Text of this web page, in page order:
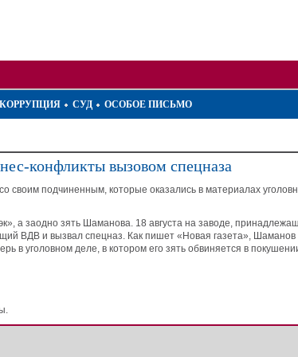
КОРРУПЦИЯ СУД ОСОБОЕ ПИСЬМО
конфликты вызовом спецназа
подчиненным, которые оказались в материалах
а заодно зять Шаманова. 18 августа на заводе,
ВДВ и вызвал спецназ. Как пишет «Новая газета»,
в уголовном деле, в котором его зять обвиняется в